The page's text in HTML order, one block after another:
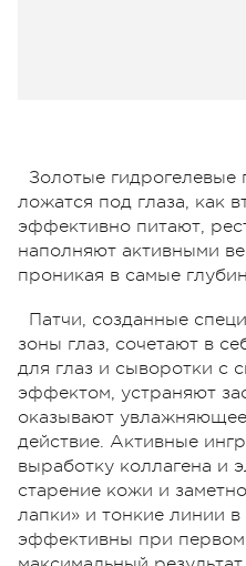
Золотые гидрогелевые
ложатся под глаза, как
эффективно питают,
наполняют активными
проникая в самые
Патчи, созданные
зоны глаз, сочетают в
для глаз и сыворотки с
эффектом, устраняют
оказывают
действие. Активные
выработку коллагена и
старение кожи и
лапки» и тонкие линии в
эффективны при